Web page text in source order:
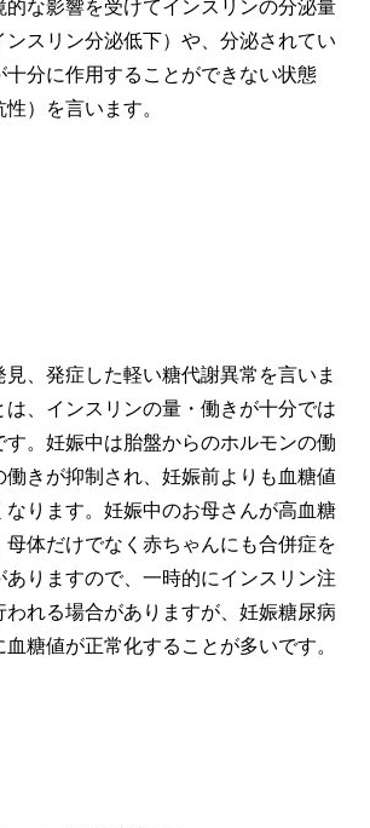
的な影響を受けてインスリンの分泌量
ンスリン分泌低下）や、分泌されてい
十分に作用することができない状態
性）を言います。
、発症した軽い糖代謝異常を言いま
は、インスリンの量・働きが十分では
す。妊娠中は胎盤からのホルモンの働
働きが抑制され、妊娠前よりも血糖値
なります。妊娠中のお母さんが高血糖
母体だけでなく赤ちゃんにも合併症を
ありますので、一時的にインスリン注
われる場合がありますが、妊娠糖尿病
糖値が正常化することが多いです。